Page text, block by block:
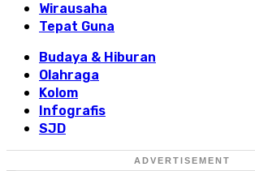
Wirausaha
Tepat Guna
Budaya & Hiburan
Olahraga
Kolom
Infografis
SJD
ADVERTISEMENT